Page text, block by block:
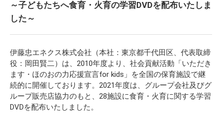
～子どもたちへ食育・火育の学習DVDを配布いたしま
した～
伊藤忠エネクス株式会社（本社：東京都千代田区、代表取締
役：岡田賢二）は、2010年度より、社会貢献活動「いただき
ます・ほのおの力応援宣言for kids」を全国の保育施設で継
続的に開催しております。2021年度は、グループ会社及びグ
ループ販売店協力のもと、28施設に食育・火育に関する学習
DVDを配布いたしました。